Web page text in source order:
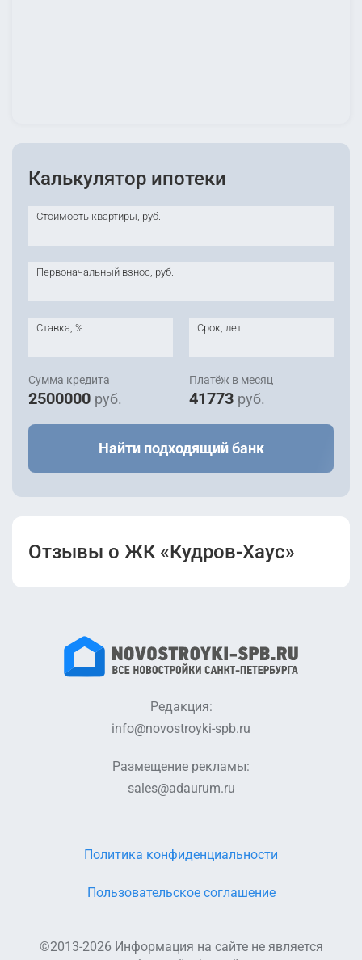
Калькулятор ипотеки
Стоимость квартиры, руб.
Первоначальный взнос, руб.
Ставка, % Срок, лет
Сумма кредита
2500000 руб.
Платёж в месяц
41773 руб.
Найти подходящий банк
Отзывы о ЖК «Кудров-Хаус»
Редакция:
info@novostroyki-spb.ru
Размещение рекламы:
sales@adaurum.ru
©2013-2026 Информация на сайте не является
Пользовательское соглашение
Политика конфиденциальности